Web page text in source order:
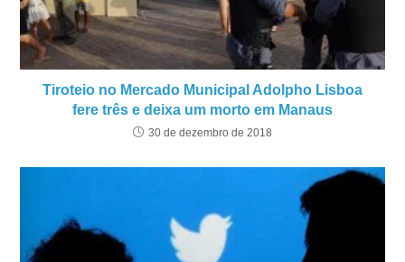
Tiroteio no Mercado Municipal Adolpho Lisboa
fere três e deixa um morto em Manaus
30 de dezembro de 2018